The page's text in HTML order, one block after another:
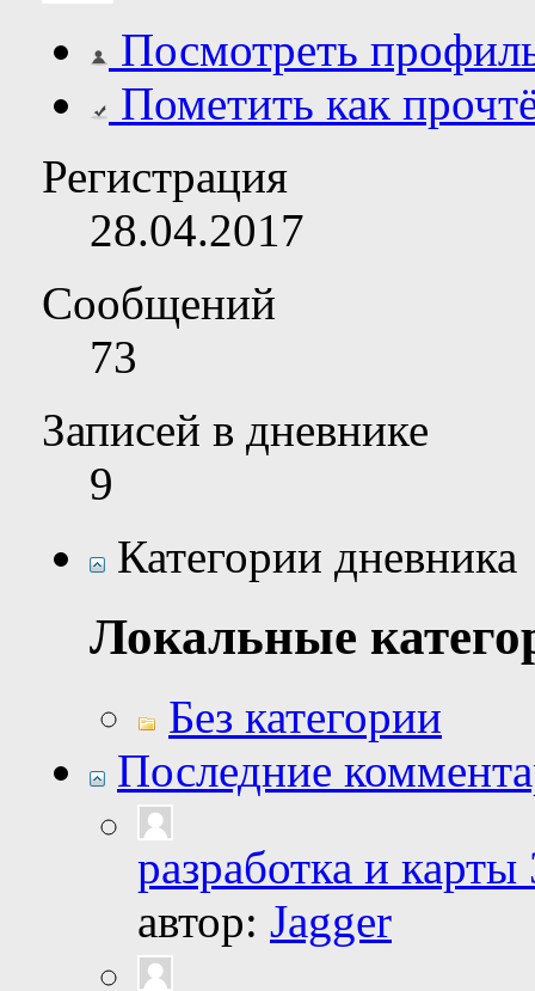
Посмотреть
Пометить как
Регистрация
28.04.2017
Сообщений
73
Записей в дневнике
9
Категории дневника
Локальные
Без категории
Последние
разработка и карты
автор: Jagger